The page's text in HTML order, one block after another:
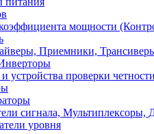
мощности
Приемники,
устройства проверки четности
сигнала, Мультиплексоры,
уровня